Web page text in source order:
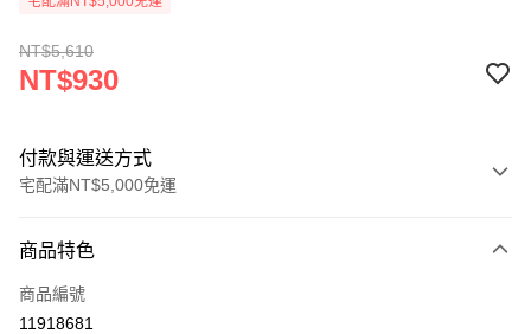
NT$5,610
NT$930
付款與運送方式
宅配滿NT$5,000免運
信用卡一次付款
LINE Pay
商品特色
商品編號
11918681